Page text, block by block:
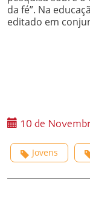
da fé”. Na
editado em
10 de
Jovens